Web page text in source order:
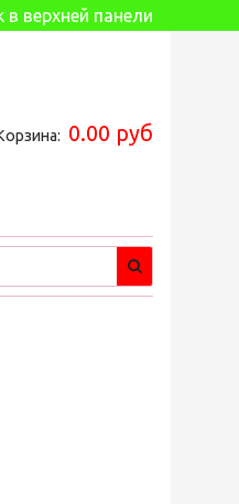
в верхней панели
0.00 руб